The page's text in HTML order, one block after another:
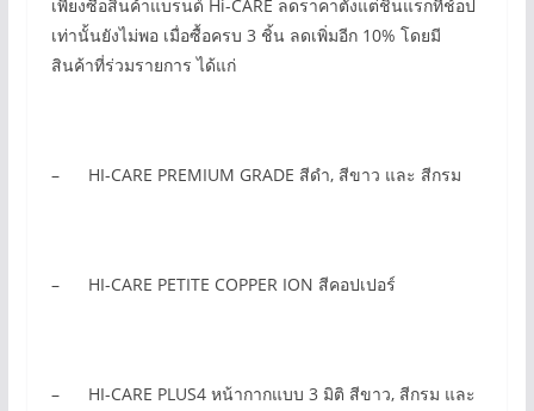
เพียงซื้อสินค้าแบรนด์ Hi-CARE ลดราคาตั้งแต่ชิ้นแรกที่ช้อป
เท่านั้นยังไม่พอ เมื่อซื้อครบ 3 ชิ้น ลดเพิ่มอีก 10% โดยมี
สินค้าที่ร่วมรายการ ได้แก่
– HI-CARE PREMIUM GRADE สีดำ, สีขาว และ สีกรม
– HI-CARE PETITE COPPER ION สีคอปเปอร์
– HI-CARE PLUS4 หน้ากากแบบ 3 มิติ สีขาว, สีกรม และ